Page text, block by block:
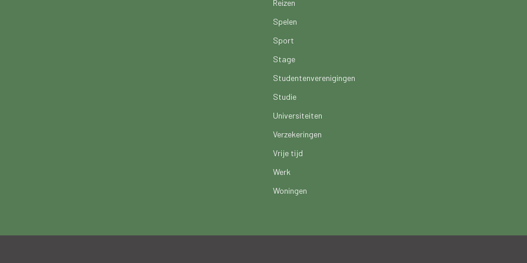
Reizen
Spelen
Sport
Stage
Studentenverenigingen
Studie
Universiteiten
Verzekeringen
Vrije tijd
Werk
Woningen